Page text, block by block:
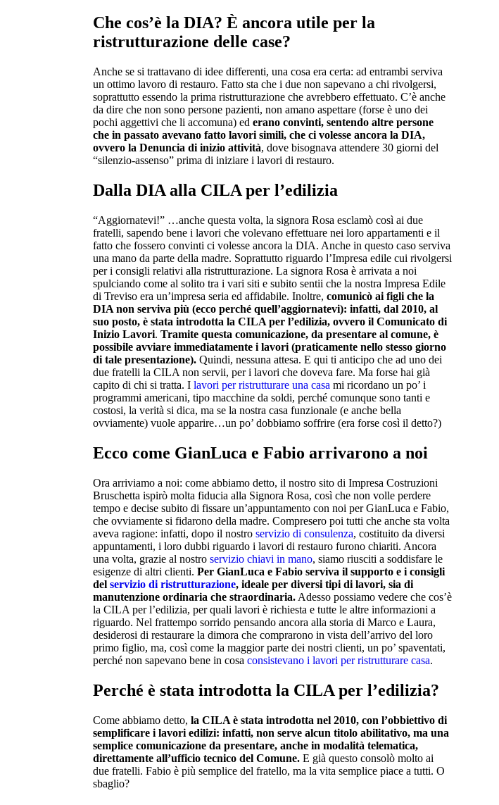
Che cos’è la DIA? È ancora utile per la
ristrutturazione delle case?
Anche se si trattavano di idee differenti, una cosa era certa: ad entrambi serviva
un ottimo lavoro di restauro. Fatto sta che i due non sapevano a chi rivolgersi,
soprattutto essendo la prima ristrutturazione che avrebbero effettuato. C’è anche
da dire che non sono persone pazienti, non amano aspettare (forse è uno dei
pochi aggettivi che li accomuna) ed erano convinti, sentendo altre persone
che in passato avevano fatto lavori simili, che ci volesse ancora la DIA,
ovvero la Denuncia di inizio attività, dove bisognava attendere 30 giorni del
“silenzio-assenso” prima di iniziare i lavori di restauro.
Dalla DIA alla CILA per l’edilizia
“Aggiornatevi!” …anche questa volta, la signora Rosa esclamò così ai due
fratelli, sapendo bene i lavori che volevano effettuare nei loro appartamenti e il
fatto che fossero convinti ci volesse ancora la DIA. Anche in questo caso serviva
una mano da parte della madre. Soprattutto riguardo l’Impresa edile cui rivolgersi
per i consigli relativi alla ristrutturazione. La signora Rosa è arrivata a noi
spulciando come al solito tra i vari siti e subito sentii che la nostra Impresa Edile
di Treviso era un’impresa seria ed affidabile. Inoltre, comunicò ai figli che la
DIA non serviva più (ecco perché quell’aggiornatevi): infatti, dal 2010, al
suo posto, è stata introdotta la CILA per l’edilizia, ovvero il Comunicato di
Inizio Lavori. Tramite questa comunicazione, da presentare al comune, è
possibile avviare immediatamente i lavori (praticamente nello stesso giorno
di tale presentazione). Quindi, nessuna attesa. E qui ti anticipo che ad uno dei
due fratelli la CILA non servii, per i lavori che doveva fare. Ma forse hai già
capito di chi si tratta. I lavori per ristrutturare una casa mi ricordano un po’ i
programmi americani, tipo macchine da soldi, perché comunque sono tanti e
costosi, la verità si dica, ma se la nostra casa funzionale (e anche bella
ovviamente) vuole apparire…un po’ dobbiamo soffrire (era forse così il detto?)
Ecco come GianLuca e Fabio arrivarono a noi
Ora arriviamo a noi: come abbiamo detto, il nostro sito di Impresa Costruzioni
Bruschetta ispirò molta fiducia alla Signora Rosa, così che non volle perdere
tempo e decise subito di fissare un’appuntamento con noi per GianLuca e Fabio,
che ovviamente si fidarono della madre. Compresero poi tutti che anche sta volta
aveva ragione: infatti, dopo il nostro servizio di consulenza, costituito da diversi
appuntamenti, i loro dubbi riguardo i lavori di restauro furono chiariti. Ancora
una volta, grazie al nostro servizio chiavi in mano, siamo riusciti a soddisfare le
esigenze di altri clienti. Per GianLuca e Fabio serviva il supporto e i consigli
del servizio di ristrutturazione, ideale per diversi tipi di lavori, sia di
manutenzione ordinaria che straordinaria. Adesso possiamo vedere che cos’è
la CILA per l’edilizia, per quali lavori è richiesta e tutte le altre informazioni a
riguardo. Nel frattempo sorrido pensando ancora alla storia di Marco e Laura,
desiderosi di restaurare la dimora che comprarono in vista dell’arrivo del loro
primo figlio, ma, così come la maggior parte dei nostri clienti, un po’ spaventati,
perché non sapevano bene in cosa consistevano i lavori per ristrutturare casa.
Perché è stata introdotta la CILA per l’edilizia?
Come abbiamo detto, la CILA è stata introdotta nel 2010, con l’obbiettivo di
semplificare i lavori edilizi: infatti, non serve alcun titolo abilitativo, ma una
semplice comunicazione da presentare, anche in modalità telematica,
direttamente all’ufficio tecnico del Comune. E già questo consolò molto ai
due fratelli. Fabio è più semplice del fratello, ma la vita semplice piace a tutti. O
sbaglio?